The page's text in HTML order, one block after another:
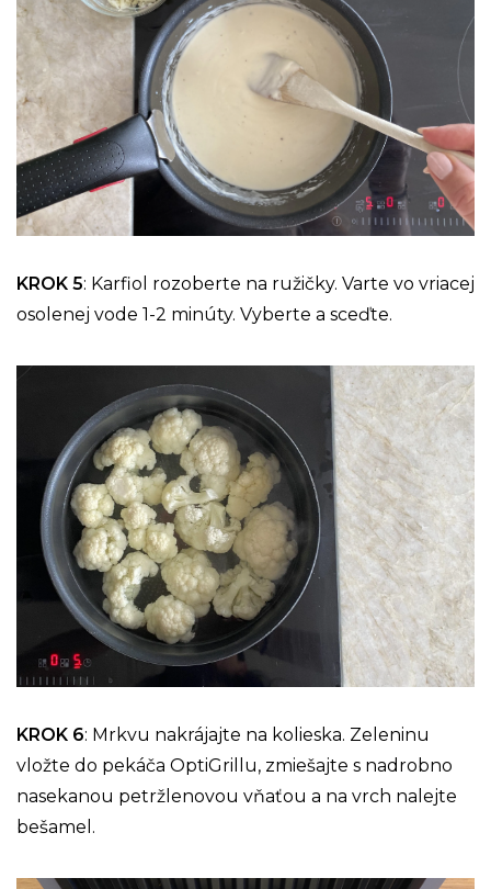
KROK 5: Karfiol rozoberte na ružičky. Varte vo vriacej
osolenej vode 1-2 minúty. Vyberte a sceďte.
KROK 6: Mrkvu nakrájajte na kolieska. Zeleninu
vložte do pekáča OptiGrillu, zmiešajte s nadrobno
nasekanou petržlenovou vňaťou a na vrch nalejte
bešamel.